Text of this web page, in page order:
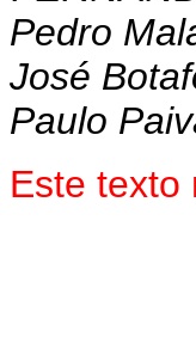
Pedro
José
Paulo
Este texto